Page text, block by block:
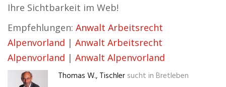
Ihre Sichtbarkeit im Web!
Empfehlungen: Anwalt Arbeitsrecht
Alpenvorland | Anwalt Arbeitsrecht
Alpenvorland | Anwalt Alpenvorland
Thomas W., Tischler sucht in Bretleben